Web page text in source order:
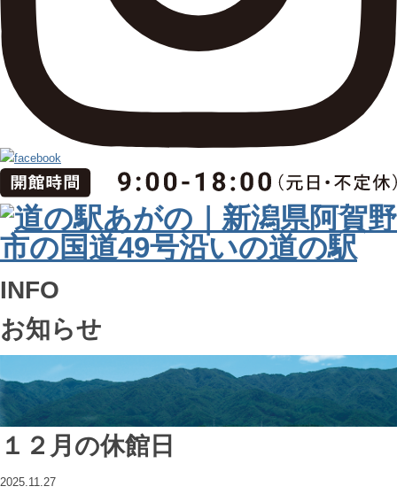
INFO
お知らせ
１２月の休館日
2025.11.27